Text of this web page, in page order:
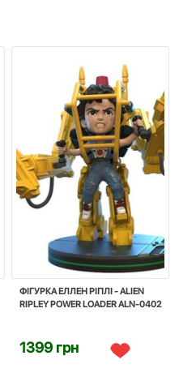
ФІГУРКА ЕЛЛЕН РІПЛІ - ALIEN
RIPLEY POWER LOADER ALN-0402
1399 грн